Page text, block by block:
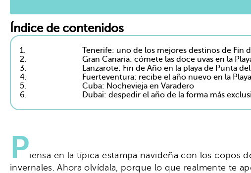
Índice de contenidos
1.
Tenerife: uno de los mejores destinos de Fin
2.
Gran Canaria: cómete las doce uvas en la
3.
Lanzarote: Fin de Año en la playa de Punta
4.
Fuerteventura: recibe el año nuevo en la
5.
Cuba: Nochevieja en Varadero
6.
Dubai: despedir el año de la forma más
Piensa en la típica estampa navideña con los copos
invernales. Ahora olvídala, porque lo que realmente te